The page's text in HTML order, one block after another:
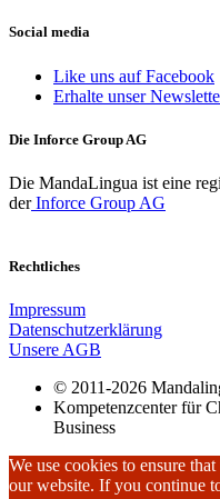
Social media
Like uns auf Facebook
Erhalte unser
Die Inforce Group AG
Die MandaLingua ist eine
derInforce Group AG
Rechtliches
Impressum
Datenschutzerklärung
Unsere AGB
© 2011-2026
Kompetenzcenter für
Business
We use cookies to ensure
our website. If you continue